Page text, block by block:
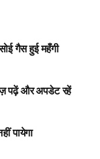
गैस हुई महँगी
पढ़ें और अपडेट रहें
पायेगा